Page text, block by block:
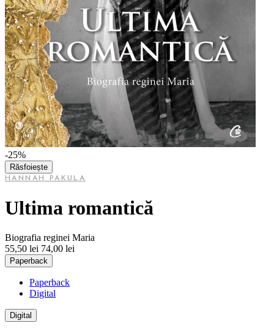
-25%
Răsfoiește
HANNAH PAKULA
Ultima romantică
Biografia reginei Maria
55,50 lei 74,00 lei
Paperback
Paperback
Digital
Digital